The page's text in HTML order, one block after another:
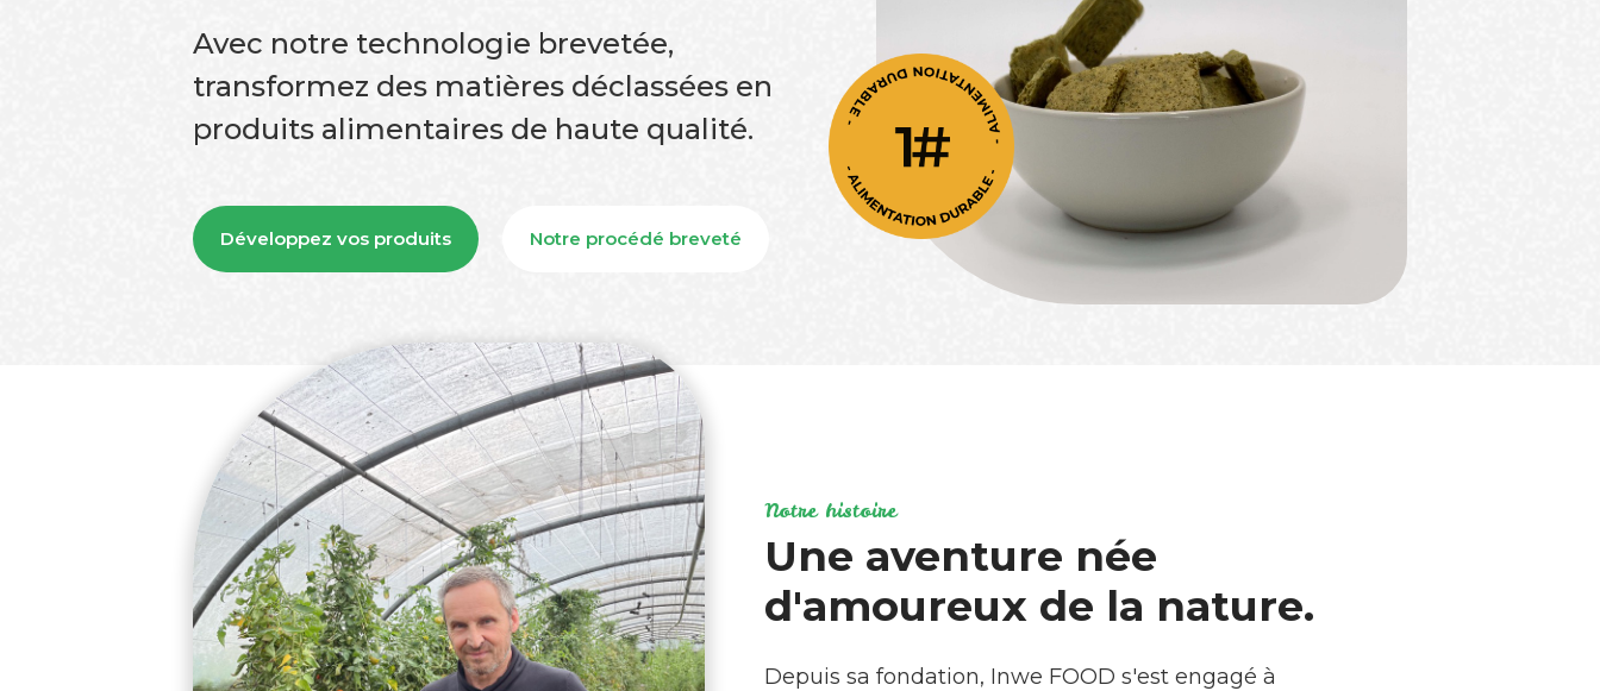
Avec notre technologie brevetée,
transformez des matières déclassées en
produits alimentaires de haute qualité.
Développez vos produits Notre procédé breveté
Notre histoire
Une aventure née
d'amoureux de la nature.
Depuis sa fondation, Inwe FOOD s'est engagé à